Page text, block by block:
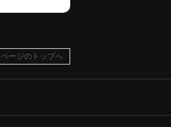
ページのトップへ